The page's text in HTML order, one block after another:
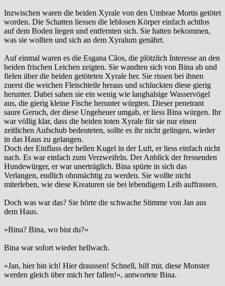
Inzwischen waren die beiden Xyrale von den Umbrae Mortis getötet
worden. Die Schatten liessen die leblosen Körper einfach achtlos
auf dem Boden liegen und entfernten sich. Sie hatten bekommen,
was sie wollten und sich an dem Xyralum genährt.
Auf einmal waren es die Esgana Cãos, die plötzlich Interesse an den
beiden frischen Leichen zeigten. Sie wandten sich von Bina ab und
fielen über die beiden getöteten Xyrale her. Sie rissen bei ihnen
zuerst die weichen Fleischteile heraus und schluckten diese gierig
herunter. Dabei sahen sie ein wenig wie langhalsige Wasservögel
aus, die gierig kleine Fische herunter würgten. Dieser penetrant
saure Geruch, der diese Ungeheuer umgab, er liess Bina würgen. Ihr
war völlig klar, dass die beiden toten Xyrale für sie nur einen
zeitlichen Aufschub bedeuteten, sollte es ihr nicht gelingen, wieder
in das Haus zu gelangen.
Doch der Einfluss der hellen Kugel in der Luft, er liess einfach nicht
nach. Es war einfach zum Verzweifeln. Der Anblick der fressenden
Hundewürger, er war unerträglich. Bina spürte in sich das
Verlangen, endlich ohnmächtig zu werden. Sie wollte nicht
miterleben, wie diese Kreaturen sie bei lebendigem Leib auffrassen.
Doch was war das? Sie hörte die schwache Stimme von Jan aus
dem Haus.
»Bina? Bina, wo bist du?«
Bina war sofort wieder hellwach.
»Jan, hier bin ich! Hier draussen! Schnell, hilf mir, diese Monster
werden gleich über mich her fallen!«, antwortete Bina.